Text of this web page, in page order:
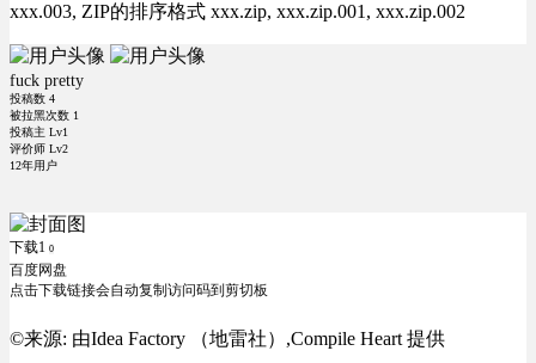
xxx.003, ZIP的排序格式 xxx.zip, xxx.zip.001, xxx.zip.002
fuck pretty
投稿数 4
被拉黑次数 1
投稿主 Lv1
评价师 Lv2
12年用户
下载1 0
百度网盘
点击下载链接会自动复制访问码到剪切板
©来源: 由Idea Factory （地雷社）,Compile Heart 提供